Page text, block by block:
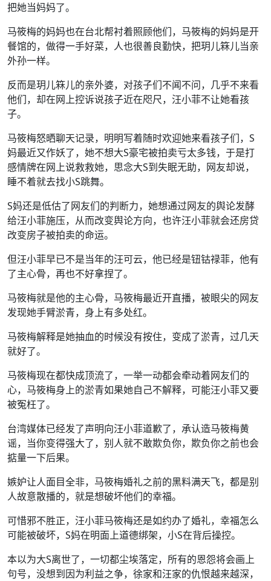
把她当妈妈了。
马筱梅的妈妈也在台北帮衬着照顾他们，马筱梅的妈妈是开
餐馆的，做得一手好菜，人也很善良勤快，把玥儿箖儿当亲
外孙一样。
反而是玥儿箖儿的亲外婆，对孩子们不闻不问，几乎不来看
他们，却在网上控诉说孩子近在咫尺，汪小菲不让她看孩
子。
马筱梅怒晒聊天记录，明明写着随时欢迎她来看孩子们，S
妈最近又作妖了，她不想大S豪宅被拍卖亏太多钱，于是打
感情牌在网上说救救她，思念大S到失眠无助，网友却说，
睡不着就去找小S跳舞。
S妈还是低估了网友们的判断力，她想通过网友的舆论发酵
给汪小菲施压，从而改变舆论方向，也许汪小菲就会还房贷
改变房子被拍卖的命运。
但汪小菲早已不是当年的汪可云，他已经是钮钴禄菲，他有
了主心骨，再也不好拿捏了。
马筱梅就是他的主心骨，马筱梅最近开直播，被眼尖的网友
发现她手臂淤青，身上有多处红。
马筱梅解释是她抽血的时候没有按住，变成了淤青，过几天
就好了。
马筱梅现在都快成顶流了，一举一动都会牵动着网友们的
心，马筱梅身上的淤青如果她自己不解释，可能汪小菲又要
被冤枉了。
台湾媒体已经发了声明向汪小菲道歉了，承认造马筱梅黄
谣，当你变得强大了，别人就不敢欺负你，欺负你之前也会
掂量一下后果。
嫉妒让人面目全非，马筱梅婚礼之前的黑料满天飞，都是别
人故意散播的，就是想破坏他们的幸福。
可惜邪不胜正，汪小菲马筱梅还是如约办了婚礼，幸福怎么
可能被破坏，S妈在明面上道德绑架，小S在背后操控。
本以为大S离世了，一切都尘埃落定，所有的恩怨将会画上
句号，没想到因为利益之争，徐家和汪家的仇恨越来越深，